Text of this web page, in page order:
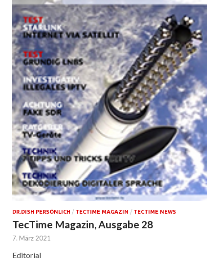
DR.DISH PERSÖNLICH / TECTIME MAGAZIN / TECTIME NEWS
TecTime Magazin, Ausgabe 28
7. März 2021
Editorial